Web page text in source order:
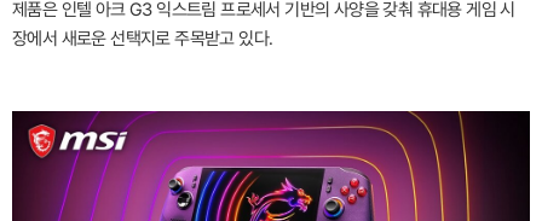
제품은 인텔 아크 G3 익스트림 프로세서 기반의 사양을 갖춰 휴대용 게임 시
장에서 새로운 선택지로 주목받고 있다.